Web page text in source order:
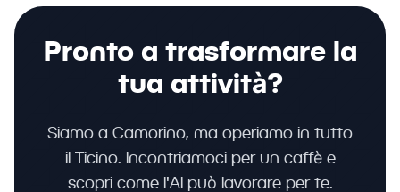
Pronto a trasformare la
tua attività?
Siamo a Camorino, ma operiamo in tutto
il Ticino. Incontriamoci per un caffè e
scopri come l'AI può lavorare per te.